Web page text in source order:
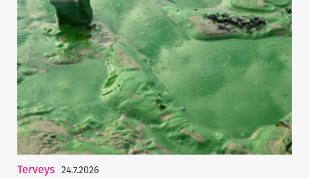
Terveys 24.7.2026